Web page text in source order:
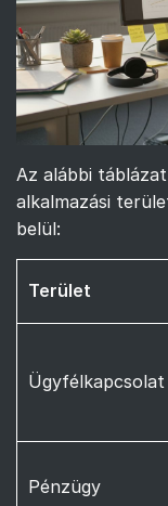
Az alábbi
alkalmazási
belül:
Terület
Ügyfélkapcsolat
Pénzügy